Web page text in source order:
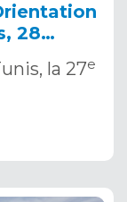
28
la 27e